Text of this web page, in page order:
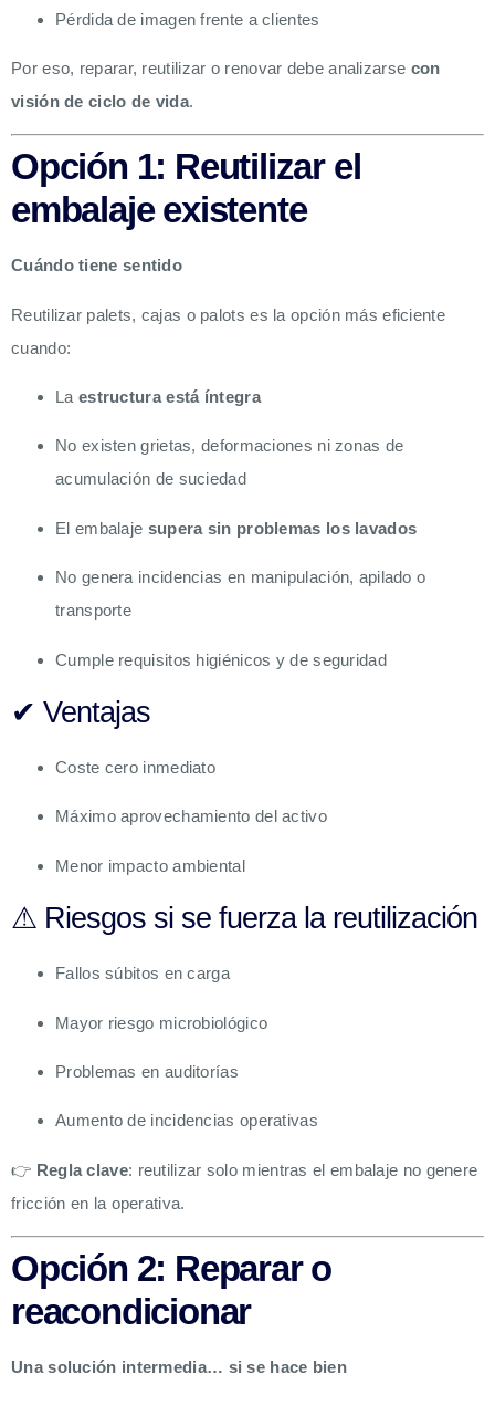
Pérdida de imagen frente a clientes
Por eso, reparar, reutilizar o renovar debe analizarse con
visión de ciclo de vida.
Opción 1: Reutilizar el
embalaje existente
Cuándo tiene sentido
Reutilizar palets, cajas o palots es la opción más eficiente
cuando:
La estructura está íntegra
No existen grietas, deformaciones ni zonas de
acumulación de suciedad
El embalaje supera sin problemas los lavados
No genera incidencias en manipulación, apilado o
transporte
Cumple requisitos higiénicos y de seguridad
✔ Ventajas
Coste cero inmediato
Máximo aprovechamiento del activo
Menor impacto ambiental
⚠ Riesgos si se fuerza la reutilización
Fallos súbitos en carga
Mayor riesgo microbiológico
Problemas en auditorías
Aumento de incidencias operativas
👉 Regla clave: reutilizar solo mientras el embalaje no genere
fricción en la operativa.
Opción 2: Reparar o
reacondicionar
Una solución intermedia… si se hace bien